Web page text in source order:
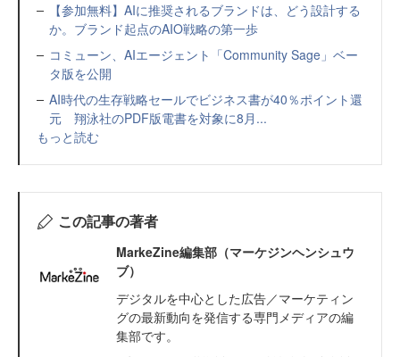
【参加無料】AIに推奨されるブランドは、どう設計する
か。ブランド起点のAIO戦略の第一歩
コミューン、AIエージェント「Community Sage」ベー
タ版を公開
AI時代の生存戦略セールでビジネス書が40％ポイント還
元 翔泳社のPDF版電書を対象に8月...
もっと読む
この記事の著者
MarkeZine編集部（マーケジンヘンシュウ
ブ）
デジタルを中心とした広告／マーケティン
グの最新動向を発信する専門メディアの編
集部です。